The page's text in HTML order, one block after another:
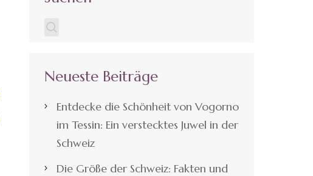
Neueste Beiträge
Entdecke die Schönheit von Vogorno
im Tessin: Ein verstecktes Juwel in der
Schweiz
Die Größe der Schweiz: Fakten und